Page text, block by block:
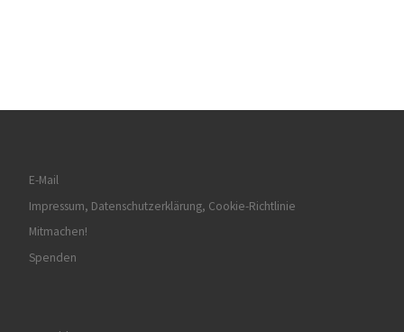
E-Mail
Impressum, Datenschutzerklärung, Cookie-Richtlinie
Mitmachen!
Spenden